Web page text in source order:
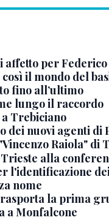
affetto per Federico
il mondo del
fino all’ultimo
lungo il raccordo
Trebiciano
dei nuovi agenti di
Raiola" di
alla
l'identificazione dei
nome
la prima
a Monfalcone